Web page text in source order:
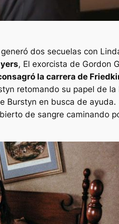
generó dos secuelas con
, El exorcista de Gordon
la carrera de
retomando su papel de
Burstyn en busca de
de sangre caminando